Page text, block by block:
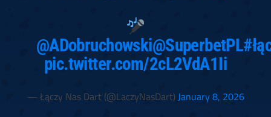
@ADobruchowski@SuperbetPL
pic.twitter.com/2cL2VdA1Ii
— Łączy Nas Dart (@LaczyNasDart)January 8, 2026